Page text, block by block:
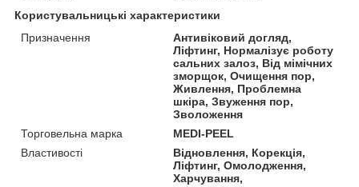
Користувальницькі характеристики
Призначення
Антивіковий догляд,
Ліфтинг, Нормалізує роботу
сальних залоз, Від мімічних
зморщок, Очищення пор,
Живлення, Проблемна
шкіра, Звуження пор,
Зволоження
Торговельна марка
MEDI-PEEL
Властивості
Відновлення, Корекція,
Ліфтинг, Омолодження,
Харчування,